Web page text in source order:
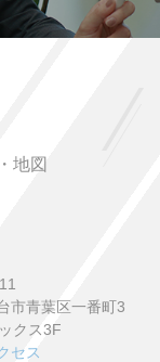
地図
市青葉区一番町3
クス3F
セス